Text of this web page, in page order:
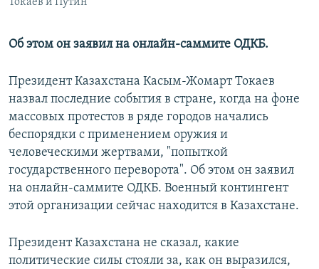
Все сайты РСЕ/РС
Токаев и Путин
Об этом он заявил на онлайн-саммите ОДКБ.
Президент Казахстана Касым-Жомарт Токаев
назвал последние события в стране, когда на фоне
массовых протестов в ряде городов начались
беспорядки с применением оружия и
человеческими жертвами, "попыткой
государственного переворота". Об этом он заявил
на онлайн-саммите ОДКБ. Военный контингент
этой организации сейчас находится в Казахстане.
Президент Казахстана не сказал, какие
политические силы стояли за, как он выразился,